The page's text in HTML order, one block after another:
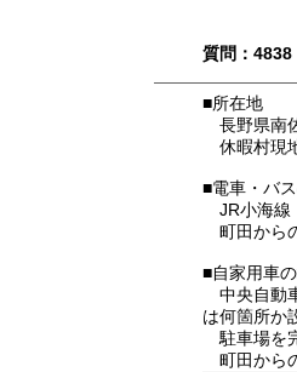
質問：4838
■所在地
長野県南
休暇村現
■電車・バ
JR小海線
町田から
■自家用車
中央自動
は何箇所か
駐車場を
町田から